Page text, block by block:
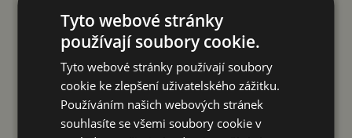
Tyto webové stránky
používají soubory cookie.
Tyto webové stránky používají soubory
cookie ke zlepšení uživatelského zážitku.
Používáním našich webových stránek
souhlasíte se všemi soubory cookie v